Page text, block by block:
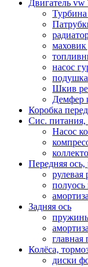
Двигатель vw
Турбина
насос
подушка
Шкив
Демфер
Коробка
Сис.
Насос
Передняя ось,
рулевая
Задняя ось
главная
Колёса,
диски